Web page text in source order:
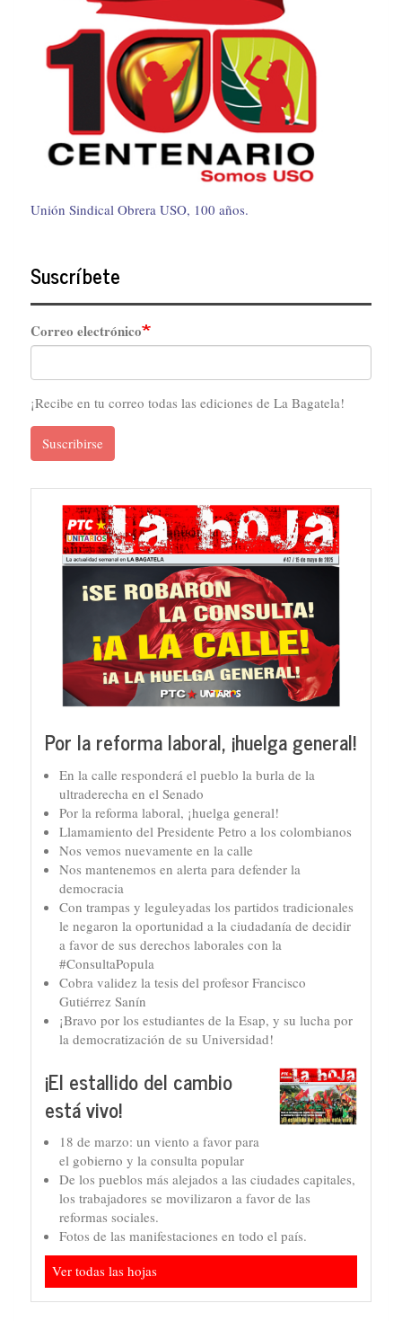
Unión Sindical Obrera USO, 100 años.
Suscríbete
Correo electrónico
¡Recibe en tu correo todas las ediciones de La Bagatela!
Suscribirse
Por la reforma laboral, ¡huelga general!
En la calle responderá el pueblo la burla de la
ultraderecha en el Senado
Por la reforma laboral, ¡huelga general!
Llamamiento del Presidente Petro a los colombianos
Nos vemos nuevamente en la calle
Nos mantenemos en alerta para defender la
democracia
Con trampas y leguleyadas los partidos tradicionales
le negaron la oportunidad a la ciudadanía de decidir
a favor de sus derechos laborales con la
#ConsultaPopula
Cobra validez la tesis del profesor Francisco
Gutiérrez Sanín
¡Bravo por los estudiantes de la Esap, y su lucha por
la democratización de su Universidad!
¡El estallido del cambio
está vivo!
18 de marzo: un viento a favor para
el gobierno y la consulta popular
De los pueblos más alejados a las ciudades capitales,
los trabajadores se movilizaron a favor de las
reformas sociales.
Fotos de las manifestaciones en todo el país.
Ver todas las hojas